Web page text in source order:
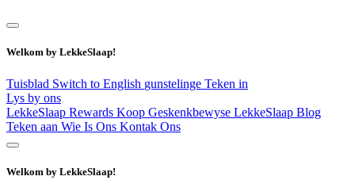
Welkom by LekkeSlaap!
Tuisblad Switch to English gunstelinge Teken in
Lys by ons
LekkeSlaap Rewards Koop Geskenkbewyse LekkeSlaap Blog
Teken aan Wie Is Ons Kontak Ons
Welkom by LekkeSlaap!